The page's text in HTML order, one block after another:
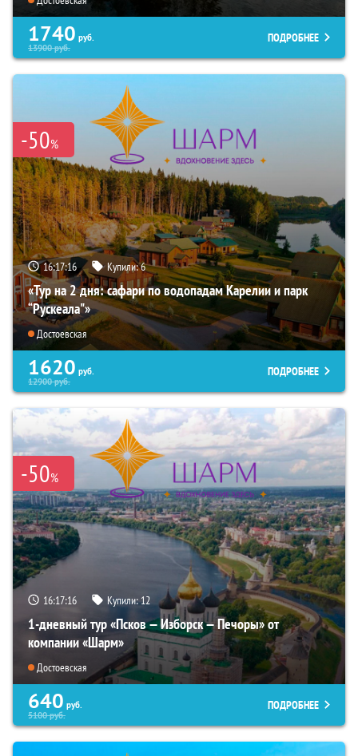
1740 руб.
13900руб.
ПОДРОБНЕЕ
-50%
16:17:15 Купили:6
«Тур на 2 дня: сафари по водопадам Карелии и парк
“Рускеала"»
Достоевская
1620 руб.
12900руб.
ПОДРОБНЕЕ
-50%
16:17:15 Купили:12
1-дневный тур «Псков — Изборск — Печоры» от
компании «Шарм»
Достоевская
640 руб.
5100руб.
ПОДРОБНЕЕ